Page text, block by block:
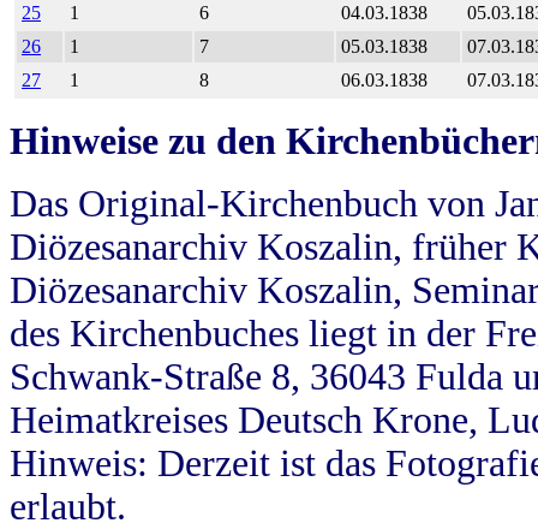
25
1 6 04.03.1838
26
1 7 05.03.1838
27
1 8 06.03.1838
Hinweise zu den
Das Original-Kirchenbuch von
Diözesanarchiv Koszalin, früher
Diözesanarchiv Koszalin,
des Kirchenbuches liegt in der
Schwank-Straße 8, 36043 Fulda
Heimatkreises Deutsch Krone,
Hinweis: Derzeit ist das
erlaubt.